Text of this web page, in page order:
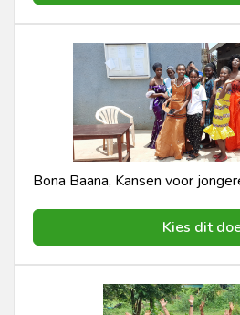
Bona Baana, Kansen voor
Kies dit